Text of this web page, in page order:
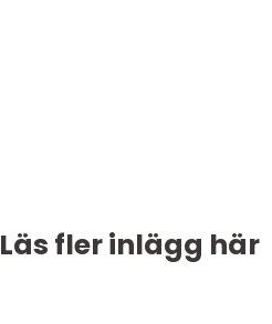
Läs fler inlägg här